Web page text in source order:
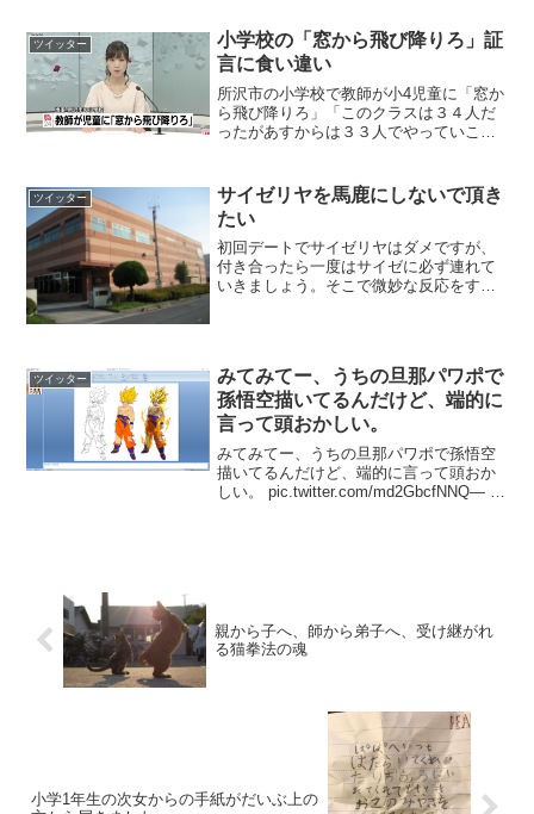
ツイッター
小学校の「窓から飛び降りろ」証
言に食い違い
所沢市の小学校で教師が小4児童に「窓か
ら飛び降りろ」「このクラスは３４人だ
ったがあすからは３３人でやっていこ
pic.twitter.com/tQIDwmBpwa— こらっ
ぴ...
ツイッター
サイゼリヤを馬鹿にしないで頂き
たい
初回デートでサイゼリヤはダメですが、
付き合ったら一度はサイゼに必ず連れて
いきましょう。そこで微妙な反応をする
です。この一見矛盾した真...
ツイッター
みてみてー、うちの旦那パワポで
孫悟空描いてるんだけど、端的に
言って頭おかしい。
みてみてー、うちの旦那パワポで孫悟空
描いてるんだけど、端的に言って頭おか
しい。 pic.twitter.com/md2GbcfNNQ— き
親から子へ、師から弟子へ、受け継がれ
る猫拳法の魂
小学1年生の次女からの手紙がだいぶ上の